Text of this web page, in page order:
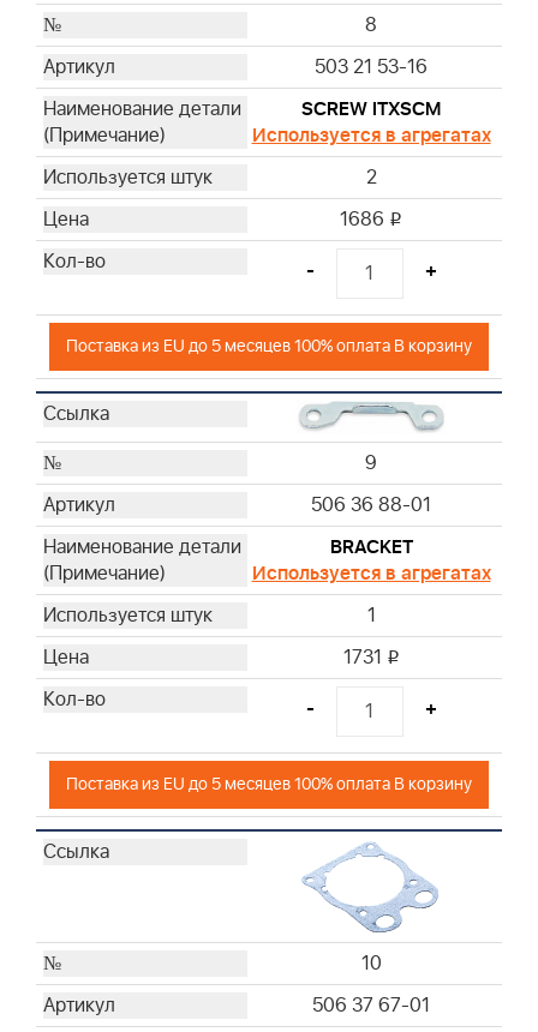
8
503 21 53-16
SCREW ITXSCM
Используется в агрегатах
2
1686 i
- +
Поставка из EU до 5 месяцев 100% оплата В корзину
9
506 36 88-01
BRACKET
Используется в агрегатах
1
1731 i
- +
Поставка из EU до 5 месяцев 100% оплата В корзину
10
506 37 67-01